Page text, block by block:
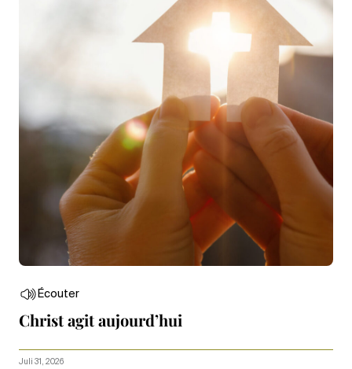
Écouter
Christ agit aujourd’hui
Juli 31, 2026